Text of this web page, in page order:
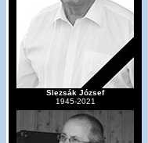
Slezsák József
1945-2021